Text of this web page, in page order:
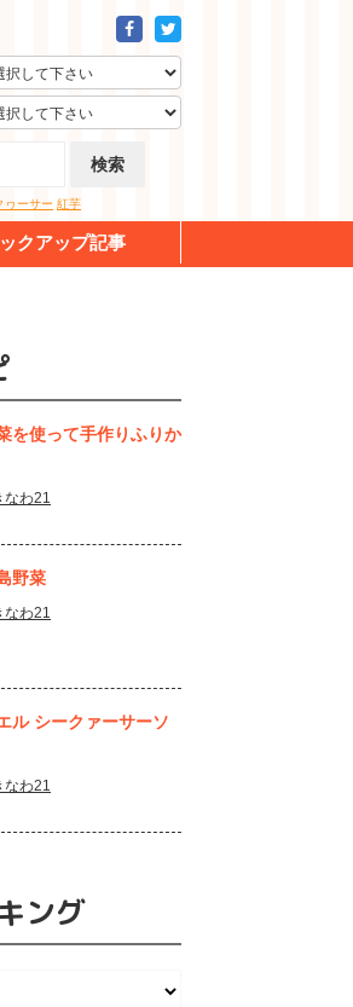
検索
ヮーサー 紅芋
クアップ記事
を使って⼿作りふりか
なわ21
野菜
なわ21
ル シークァーサーソ
なわ21
ング